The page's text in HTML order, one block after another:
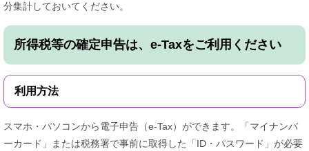
分集計しておいてください。
所得税等の確定申告は、e-Taxをご利用ください
利用方法
スマホ・パソコンから電子申告（e-Tax）ができます。「マイナンバ
ーカード」または税務署で事前に取得した「ID・パスワード」が必要